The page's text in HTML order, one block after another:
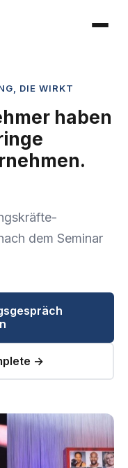
DIE WIRKT
haben
dem Seminar
→